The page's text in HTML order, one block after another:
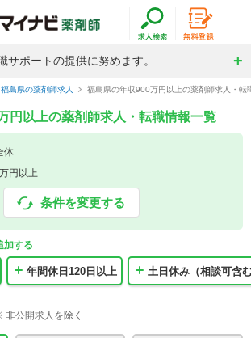
サポートの提供に努めます。
福島県の薬剤師求人 福島県の年収900万円以上の薬剤師求人・転
円以上の薬剤師求人・転職情報一覧
体
円以上
条件を変更する
加する
年間休日120日以上 土日休み（相談可含
非公開求人を除く